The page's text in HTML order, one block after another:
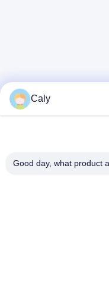
Caly
Good day, what product